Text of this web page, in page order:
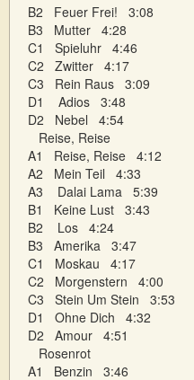
B2 Feuer Frei! 3:08
B3 Mutter 4:28
C1 Spieluhr 4:46
C2 Zwitter 4:17
C3 Rein Raus 3:09
D1 Adios 3:48
D2 Nebel 4:54
Reise, Reise
A1 Reise, Reise 4:12
A2 Mein Teil 4:33
A3 Dalai Lama 5:39
B1 Keine Lust 3:43
B2 Los 4:24
B3 Amerika 3:47
C1 Moskau 4:17
C2 Morgenstern 4:00
C3 Stein Um Stein 3:53
D1 Ohne Dich 4:32
D2 Amour 4:51
Rosenrot
A1 Benzin 3:46